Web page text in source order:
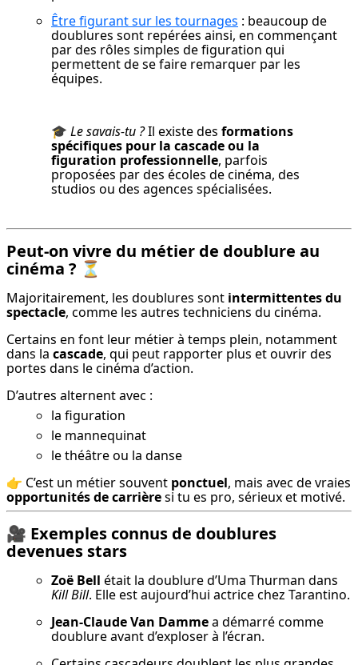
Être figurant sur les tournages : beaucoup de
doublures sont repérées ainsi, en commençant
par des rôles simples de figuration qui
permettent de se faire remarquer par les
équipes.
🎓 Le savais-tu ? Il existe des formations
spécifiques pour la cascade ou la
figuration professionnelle, parfois
proposées par des écoles de cinéma, des
studios ou des agences spécialisées.
Peut-on vivre du métier de doublure au
cinéma ? ⏳
Majoritairement, les doublures sont intermittentes du
spectacle, comme les autres techniciens du cinéma.
Certains en font leur métier à temps plein, notamment
dans la cascade, qui peut rapporter plus et ouvrir des
portes dans le cinéma d’action.
D’autres alternent avec :
la figuration
le mannequinat
le théâtre ou la danse
👉 C’est un métier souvent ponctuel
opportunités de carrière si tu es pro, sérieux et motivé.
🎥 Exemples connus de doublures
devenues stars
Zoë Bell
Kill Bill. Elle est aujourd’hui actrice chez Tarantino.
Jean-Claude Van Damme a démarré comme
doublure avant d’exploser à l’écran.